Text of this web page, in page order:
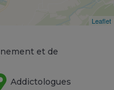
Leaflet
et de
Addictologues